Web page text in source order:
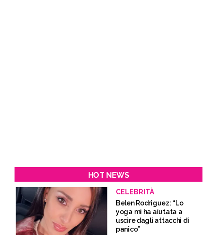
HOT NEWS
CELEBRITÀ
Belen Rodriguez: “Lo
yoga mi ha aiutata a
uscire dagli attacchi di
panico”